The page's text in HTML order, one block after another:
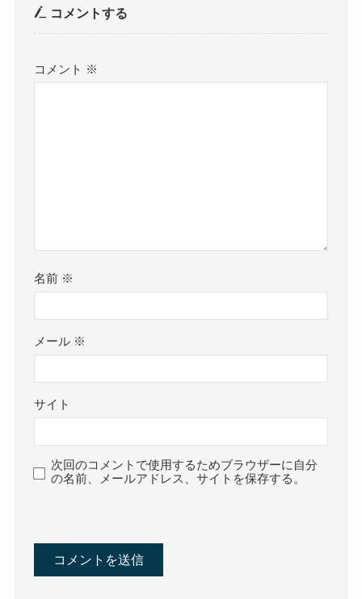
コメントする
コメント ※
名前 ※
メール ※
サイト
次回のコメントで使用するためブラウザーに自分
の名前、メールアドレス、サイトを保存する。